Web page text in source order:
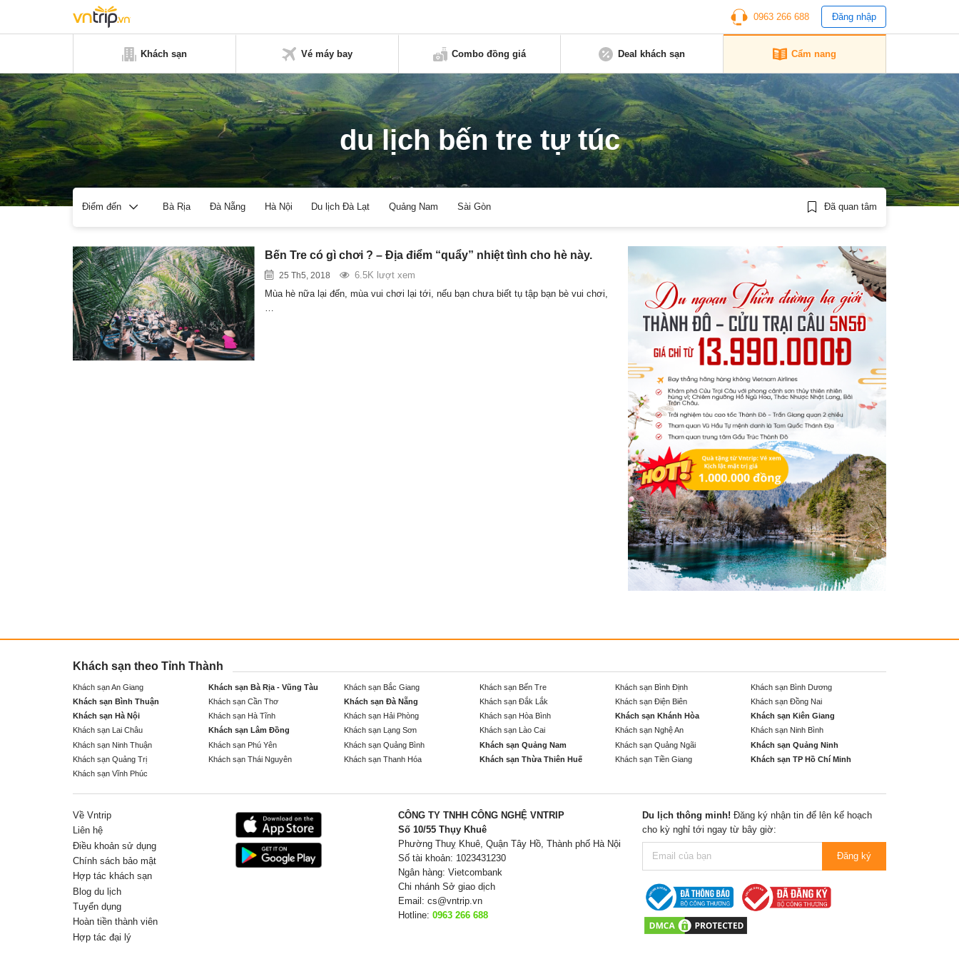
0963 266 688 Đăng nhập
Khách sạn Vé máy bay Combo đồng giá Deal khách sạn Cẩm nang
du lịch bến tre tự túc
Điểm đến Bà Rịa Đà Nẵng Hà Nội Du lịch Đà Lạt Quảng Nam Sài Gòn Đã quan tâm
Bến Tre có gì chơi ? – Địa điểm “quẩy” nhiệt tình cho hè này.
25 Th5, 2018
6.5K lượt xem
Mùa hè nữa lại đến, mùa vui chơi lại tới, nếu bạn chưa biết tụ tập bạn bè vui chơi,
…
Khách sạn theo Tỉnh Thành
Khách sạn An Giang Khách sạn Bà Rịa - Vũng Tàu Khách sạn Bắc Giang Khách sạn Bến Tre Khách sạn Bình Định
Khách sạn Bình Dương
Khách sạn Bình Thuận
Khách sạn Cần Thơ Khách sạn Đà Nẵng Khách sạn Đắk Lắk Khách sạn Điện Biên
Khách sạn Đồng Nai
Khách sạn Hà Nội
Khách sạn Hà Tĩnh Khách sạn Hải Phòng Khách sạn Hòa Bình Khách sạn Khánh Hòa
Khách sạn Kiên Giang
Khách sạn Lai Châu
Khách sạn Lâm Đồng Khách sạn Lạng Sơn Khách sạn Lào Cai Khách sạn Nghệ An
Khách sạn Ninh Bình
Khách sạn Ninh Thuận
Khách sạn Phú Yên Khách sạn Quảng Bình Khách sạn Quảng Nam Khách sạn Quảng Ngãi
Khách sạn Quảng Ninh
Khách sạn Quảng Trị
Khách sạn Thái Nguyên Khách sạn Thanh Hóa Khách sạn Thừa Thiên Huế Khách sạn Tiền Giang
Khách sạn TP Hồ Chí Minh
Khách sạn Vĩnh Phúc
Về Vntrip
Liên hệ
Điều khoản sử dụng
Chính sách bảo mật
Hợp tác khách sạn
Blog du lịch
Tuyển dụng
Hoàn tiền thành viên
Hợp tác đại lý
CÔNG TY TNHH CÔNG NGHỆ VNTRIP
Số 10/55 Thụy Khuê
Phường Thuỵ Khuê, Quận Tây Hồ, Thành phố Hà Nội
Số tài khoản: 1023431230
Ngân hàng: Vietcombank
Chi nhánh Sở giao dịch
Email: cs@vntrip.vn
Hotline: 0963 266 688
Du lịch thông minh! Đăng ký nhận tin để lên kế hoạch
cho kỳ nghỉ tới ngay từ bây giờ:
Đăng ký